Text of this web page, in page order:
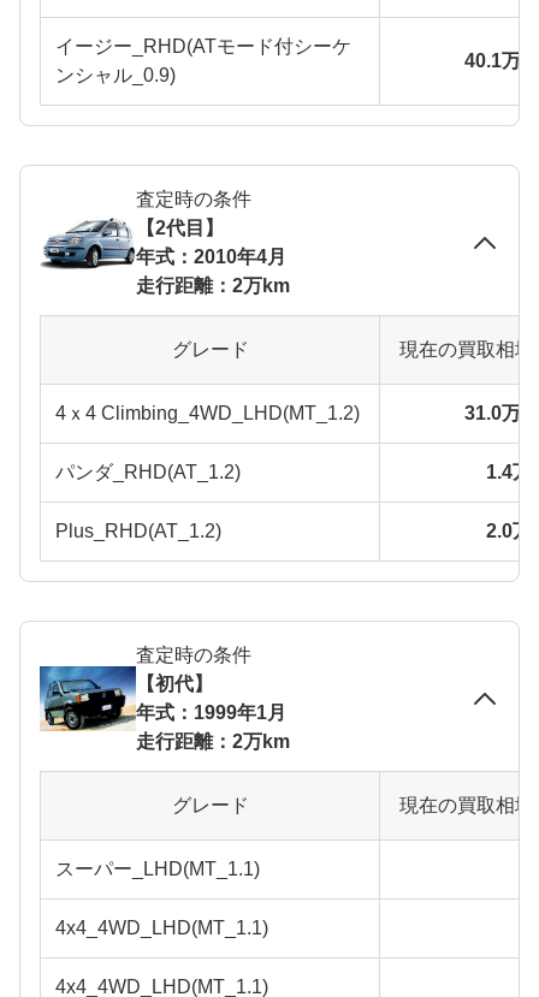
イージー_RHD(ATモード付シーケ
ンシャル_0.9)
40.1万
査定時の条件
【2代目】
年式：2010年4月
走行距離：2万km
グレード 現在の買取相
4ｘ4 Climbing_4WD_LHD(MT_1.2) 31.0万
パンダ_RHD(AT_1.2) 1.4万
Plus_RHD(AT_1.2) 2.0万
査定時の条件
【初代】
年式：1999年1月
走行距離：2万km
グレード 現在の買取相
スーパー_LHD(MT_1.1)
4x4_4WD_LHD(MT_1.1)
4x4_4WD_LHD(MT_1.1)